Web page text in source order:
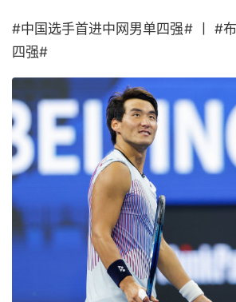
#中国选手首进中网男单四强# 丨 #
四强#